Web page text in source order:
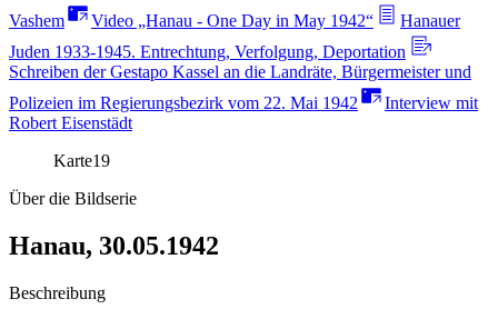
Vashem
Video „Hanau - One Day in May 1942“
Hanauer
Juden 1933-1945. Entrechtung, Verfolgung, Deportation
Schreiben der Gestapo Kassel an die Landräte, Bürgermeister und
Polizeien im Regierungsbezirk vom 22. Mai 1942
Interview mit
Robert Eisenstädt
Karte19
Über die Bildserie
Hanau, 30.05.1942
Beschreibung